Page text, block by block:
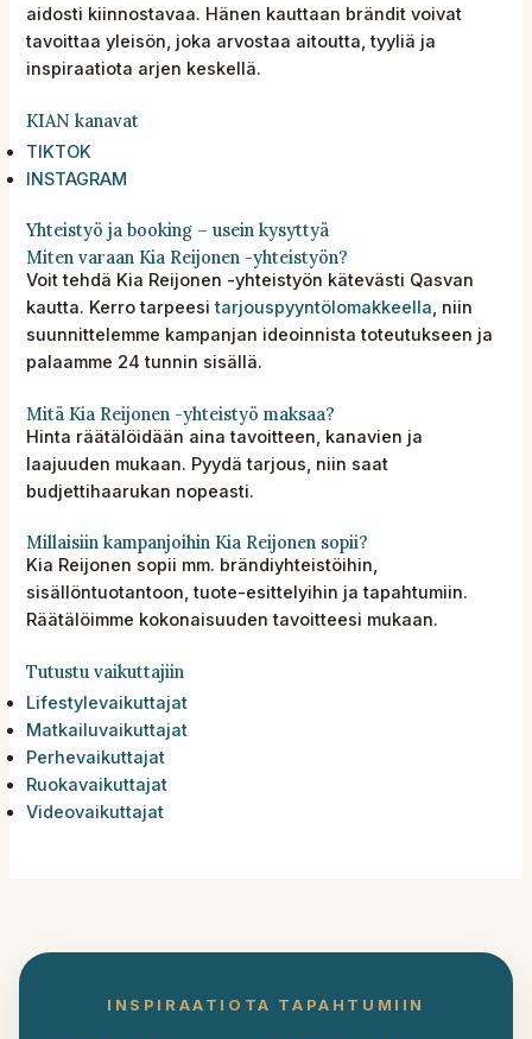
aidosti kiinnostavaa. Hänen kauttaan brändit voivat
tavoittaa yleisön, joka arvostaa aitoutta, tyyliä ja
inspiraatiota arjen keskellä.
KIAN kanavat
TIKTOK
INSTAGRAM
Yhteistyö ja booking – usein kysyttyä
Miten varaan Kia Reijonen -yhteistyön?
Voit tehdä Kia Reijonen -yhteistyön kätevästi Qasvan
kautta. Kerro tarpeesitarjouspyyntölomakkeella, niin
suunnittelemme kampanjan ideoinnista toteutukseen ja
palaamme 24 tunnin sisällä.
Mitä Kia Reijonen -yhteistyö maksaa?
Hinta räätälöidään aina tavoitteen, kanavien ja
laajuuden mukaan. Pyydä tarjous, niin saat
budjettihaarukan nopeasti.
Millaisiin kampanjoihin Kia Reijonen sopii?
Kia Reijonen sopii mm. brändiyhteistöihin,
sisällöntuotantoon, tuote-esittelyihin ja tapahtumiin.
Räätälöimme kokonaisuuden tavoitteesi mukaan.
Tutustu vaikuttajiin
Lifestylevaikuttajat
Matkailuvaikuttajat
Perhevaikuttajat
Ruokavaikuttajat
Videovaikuttajat
INSPIRAATIOTA TAPAHTUMIIN